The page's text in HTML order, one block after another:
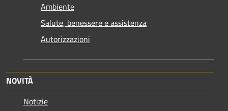
Ambiente
Salute, benessere e assistenza
Autorizzazioni
NOVITÀ
Notizie